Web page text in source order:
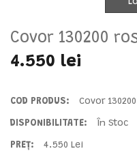
Covor 130200
4.550 lei
COD PRODUS: Covor
DISPONIBILITATE: În Stoc
PREȚ: 4.550 Lei